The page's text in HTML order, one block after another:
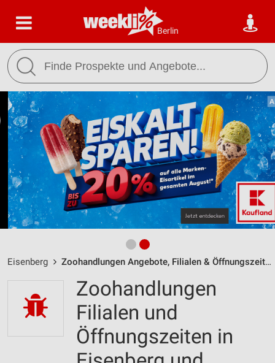
Berlin
Eisenberg Zoohandlungen Angebote, Filialen & Öffnungszeiten
Zoohandlungen
Filialen und
Öffnungszeiten in